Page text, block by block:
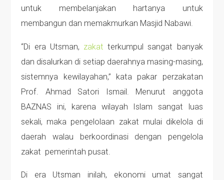
untuk membelanjakan hartanya untuk
membangun dan memakmurkan Masjid Nabawi.
“Di era Utsman, zakat terkumpul sangat banyak
dan disalurkan di setiap daerahnya masing-masing,
sistemnya kewilayahan,” kata pakar perzakatan
Prof. Ahmad Satori Ismail. Menurut anggota
BAZNAS ini, karena wilayah Islam sangat luas
sekali, maka pengelolaan zakat mulai dikelola di
daerah walau berkoordinasi dengan pengelola
zakat pemerintah pusat.
Di era Utsman inilah, ekonomi umat sangat